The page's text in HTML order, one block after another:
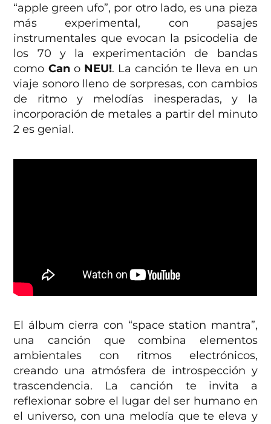
“apple green ufo”, por otro lado, es una pieza
más experimental, con pasajes
instrumentales que evocan la psicodelia de
los 70 y la experimentación de bandas
como Cano NEU!. La canción te lleva en un
viaje sonoro lleno de sorpresas, con cambios
de ritmo y melodías inesperadas, y la
incorporación de metales a partir del minuto
2 es genial.
El álbum cierra con “space station mantra”,
una canción que combina elementos
ambientales con ritmos electrónicos,
creando una atmósfera de introspección y
trascendencia. La canción te invita a
reflexionar sobre el lugar del ser humano en
el universo, con una melodía que te eleva y